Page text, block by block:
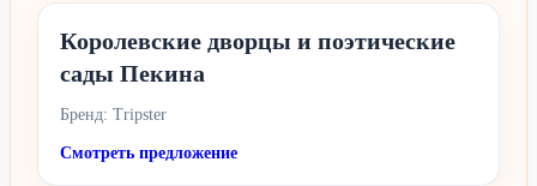
Королевские дворцы и поэтические
сады Пекина
Бренд: Tripster
Смотреть предложение